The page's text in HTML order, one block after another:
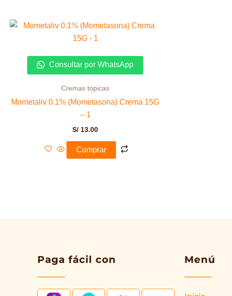
Consultar por WhatsApp
Cremas topicas
Mometaliv 0.1% (Mometasona) Crema 15G
– 1
S/ 13.00
Comprar
Paga fácil con Menú